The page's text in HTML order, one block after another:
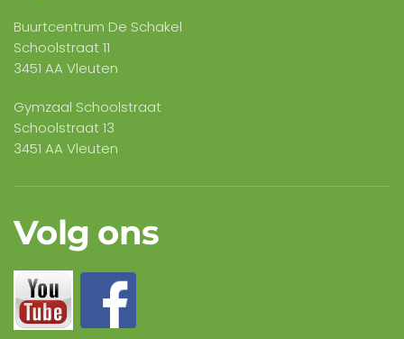
Buurtcentrum De Schakel
Schoolstraat 11
3451 AA Vleuten
Gymzaal Schoolstraat
Schoolstraat 13
3451 AA Vleuten
Volg ons